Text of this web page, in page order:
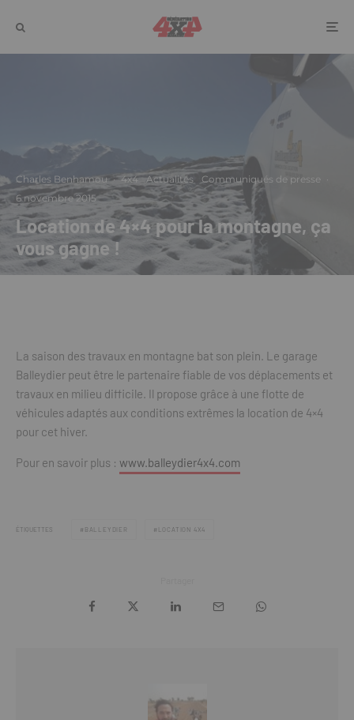
Charles Benhamou · 4x4 Actualités Communiqués de presse ·
6 novembre 2015
Location de 4×4 pour la montagne, ça
vous gagne !
La saison des travaux en montagne bat son plein. Le garage
Balleydier peut être le partenaire fiable de vos déplacements et
travaux en milieu difficile. Il propose grâce à une flotte de
véhicules adaptés aux conditions extrêmes la location de 4×4
pour cet hiver.
Pour en savoir plus : www.balleydier4x4.com
ÉTIQUETTES BALLEYDIER LOCATION 4X4